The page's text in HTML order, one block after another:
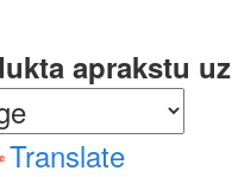
aprakstu uz
Translate